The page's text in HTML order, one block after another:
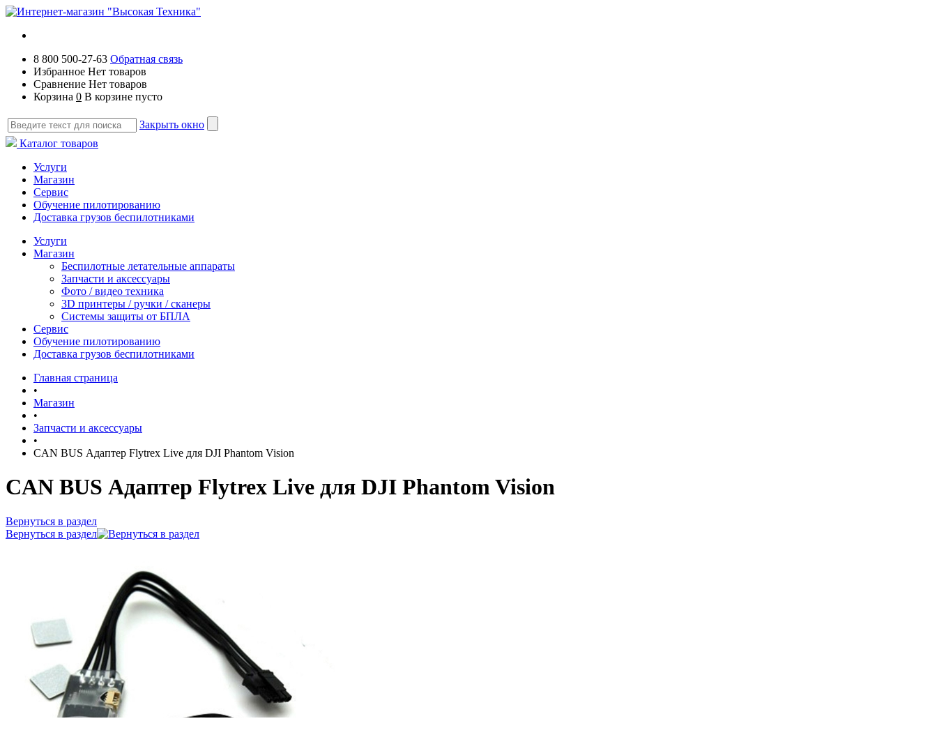
8 800 500-27-63 Обратная связь
Избранное Нет товаров
Сравнение Нет товаров
Корзина 0 В корзине пусто
Закрыть окно
Каталог товаров
Услуги
Магазин
Сервис
Обучение пилотированию
Доставка грузов беспилотниками
Услуги
Магазин
Беспилотные летательные аппараты
Запчасти и аксессуары
Фото / видео техника
3D принтеры / ручки / сканеры
Системы защиты от БПЛА
Сервис
Обучение пилотированию
Доставка грузов беспилотниками
Главная страница
•
Магазин
•
Запчасти и аксессуары
•
CAN BUS Адаптер Flytrex Live для DJI Phantom Vision
CAN BUS Адаптер Flytrex Live для DJI Phantom Vision
Вернуться в раздел
Вернуться в раздел